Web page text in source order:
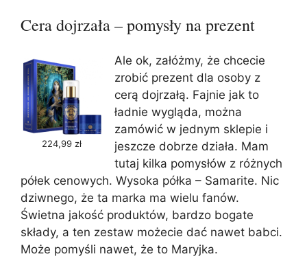
Cera dojrzała – pomysły na prezent
224,99 zł
Ale ok, załóżmy, że chcecie
zrobić prezent dla osoby z
cerą dojrzałą. Fajnie jak to
ładnie wygląda, można
zamówić w jednym sklepie i
jeszcze dobrze działa. Mam
tutaj kilka pomysłów z różnych
półek cenowych. Wysoka półka – Samarite. Nic
dziwnego, że ta marka ma wielu fanów.
Świetna jakość produktów, bardzo bogate
składy, a ten zestaw możecie dać nawet babci.
Może pomyśli nawet, że to Maryjka.